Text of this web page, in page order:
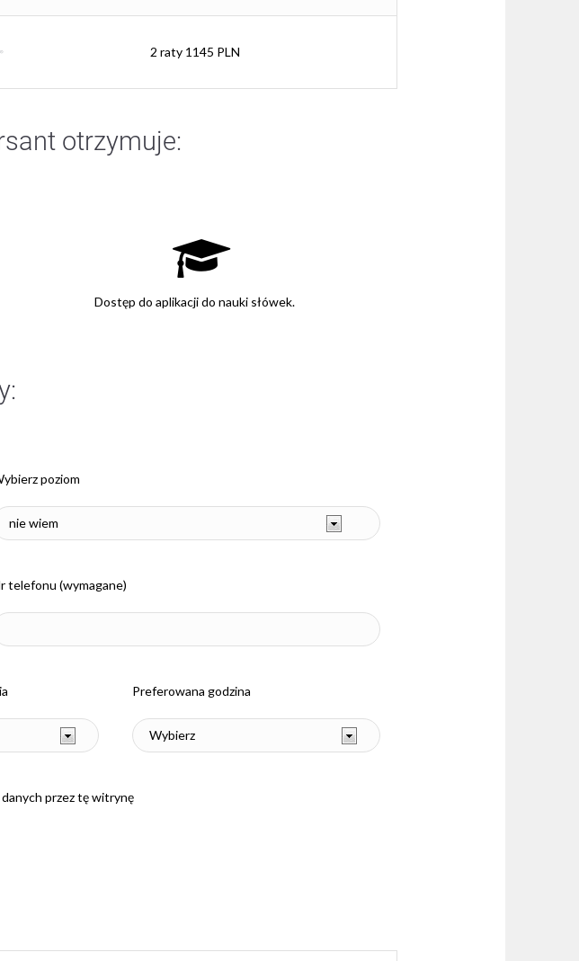
2 raty 1145 PLN
otrzymuje:
Dostęp do aplikacji do nauki słówek.
poziom
telefonu (wymagane)
Preferowana godzina
przez tę witrynę